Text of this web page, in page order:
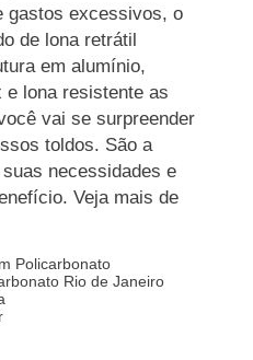
gastos excessivos, o
de lona retrátil
em alumínio,
e lona resistente as
vai se surpreender
toldos. São a
necessidades e
Veja mais de
Policarbonato
Rio de Janeiro